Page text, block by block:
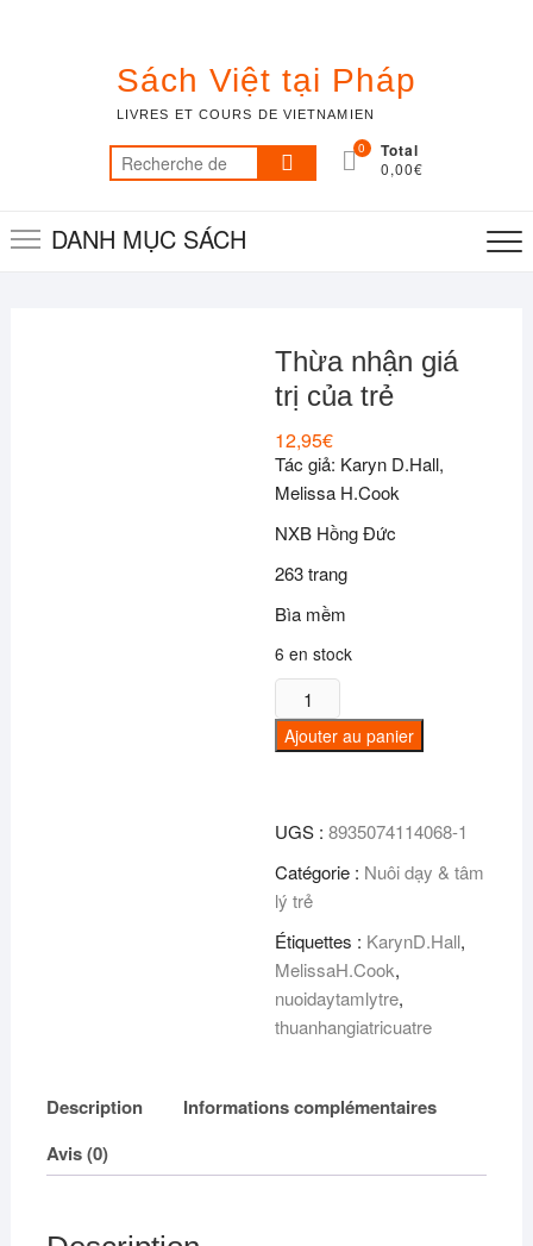
Sách Việt tại Pháp
LIVRES ET COURS DE VIETNAMIEN
Recherche
pour :
0 Total
0,00€
DANH MỤC SÁCH
Thừa nhận giá
trị của trẻ
12,95€
Tác giả: Karyn D.Hall,
Melissa H.Cook
NXB Hồng Đức
263 trang
Bìa mềm
6 en stock
quantité
de
Thừa
trị
của
trẻ
Ajouter au panier
UGS :8935074114068-1
Catégorie : Nuôi dạy & tâm
lý trẻ
Étiquettes : KarynD.Hall,
MelissaH.Cook,
nuoidaytamlytre,
thuanhangiatricuatre
Description
Informations complémentaires
Avis (0)